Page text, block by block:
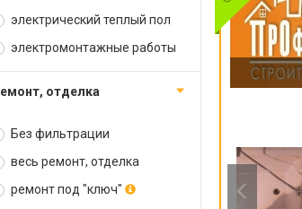
электрический теплый пол
электромонтажные работы
ремонт, отделка
Без фильтрации
весь ремонт, отделка
ремонт под "ключ"